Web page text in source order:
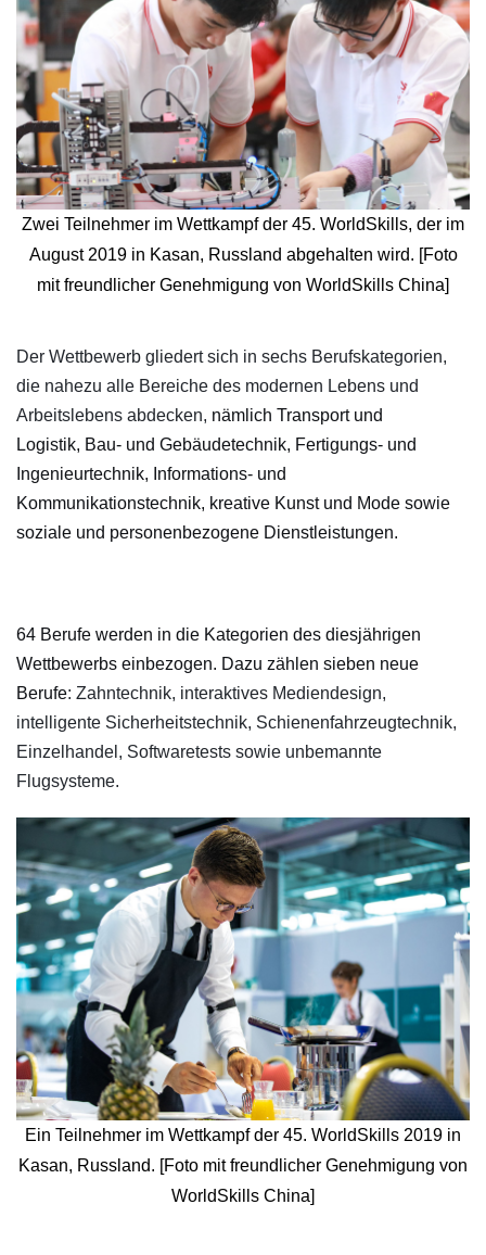
Zwei Teilnehmer im Wettkampf der 45. WorldSkills, der im
August 2019 in Kasan, Russland abgehalten wird. [Foto
mit freundlicher Genehmigung von WorldSkills China]
​Der Wettbewerb gliedert sich in sechs Berufskategorien,
die nahezu alle Bereiche des modernen Lebens und
Arbeitslebens abdecken, nämlich Transport und
Logistik, Bau- und Gebäudetechnik, Fertigungs- und
Ingenieurtechnik, Informations- und
Kommunikationstechnik, kreative Kunst und Mode sowie
soziale und personenbezogene Dienstleistungen.
64 Berufe werden in die Kategorien des diesjährigen
Wettbewerbs einbezogen. Dazu zäh len sieben neue
Berufe: Zahntechnik, interaktives Mediendesign,
intelligente Sicherheitstechnik, Schienenfahrzeugtechnik,
Einzelhandel, Softwaretests sowie unbemannte
Flugsysteme.
Ein Teilnehmer im Wettkampf der 45. WorldSkills 2019 in
Kasan, Russland. [Foto mit freundlicher Genehmigung von
WorldSkills China]